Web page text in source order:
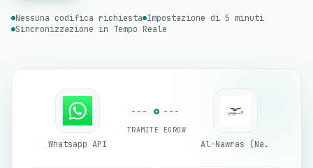
Nessuna codifica richiesta Impostazione di 5 minuti
Sincronizzazione in Tempo Reale
Whatsapp API
TRAMITE EGROW
Al-Nawras (Nawris)